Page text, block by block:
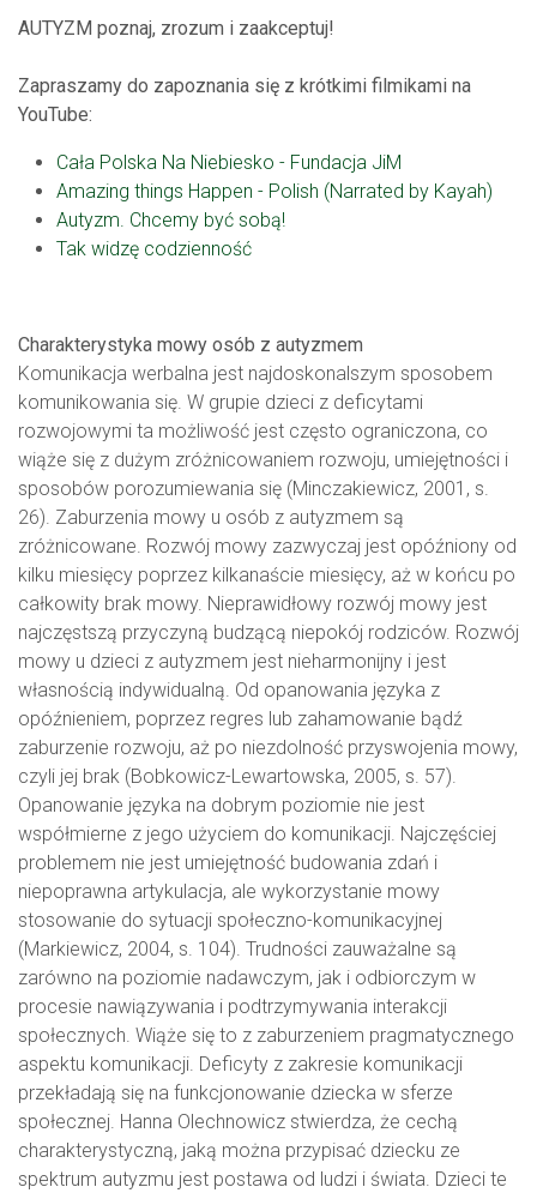
AUTYZM poznaj, zrozum i zaakceptuj!
Zapraszamy do zapoznania się z krótkimi filmikami na
YouTube:
Cała Polska Na Niebiesko - Fundacja JiM
Amazing things Happen - Polish (Narrated by Kayah)
Autyzm. Chcemy być sobą!
Tak widzę codzienność
Charakterystyka mowy osób z autyzmem
Komunikacja werbalna jest najdoskonalszym sposobem
komunikowania się. W grupie dzieci z deficytami
rozwojowymi ta możliwość jest często ograniczona, co
wiąże się z dużym zróżnicowaniem rozwoju, umiejętności i
sposobów porozumiewania się (Minczakiewicz, 2001, s.
26). Zaburzenia mowy u osób z autyzmem są
zróżnicowane. Rozwój mowy zazwyczaj jest opóźniony od
kilku miesięcy poprzez kilkanaście miesięcy, aż w końcu po
całkowity brak mowy. Nieprawidłowy rozwój mowy jest
najczęstszą przyczyną budzącą niepokój rodziców. Rozwój
mowy u dzieci z autyzmem jest nieharmonijny i jest
własnością indywidualną. Od opanowania języka z
opóźnieniem, poprzez regres lub zahamowanie bądź
zaburzenie rozwoju, aż po niezdolność przyswojenia mowy,
czyli jej brak (Bobkowicz-Lewartowska, 2005, s. 57).
Opanowanie języka na dobrym poziomie nie jest
współmierne z jego użyciem do komunikacji. Najczęściej
problemem nie jest umiejętność budowania zdań i
niepoprawna artykulacja, ale wykorzystanie mowy
stosowanie do sytuacji społeczno-komunikacyjnej
(Markiewicz, 2004, s. 104). Trudności zauważalne są
zarówno na poziomie nadawczym, jak i odbiorczym w
procesie nawiązywania i podtrzymywania interakcji
społecznych. Wiąże się to z zaburzeniem pragmatycznego
aspektu komunikacji. Deficyty z zakresie komunikacji
przekładają się na funkcjonowanie dziecka w sferze
społecznej. Hanna Olechnowicz stwierdza, że cechą
charakterystyczną, jaką można przypisać dziecku ze
spektrum autyzmu jest postawa od ludzi i świata. Dzieci te